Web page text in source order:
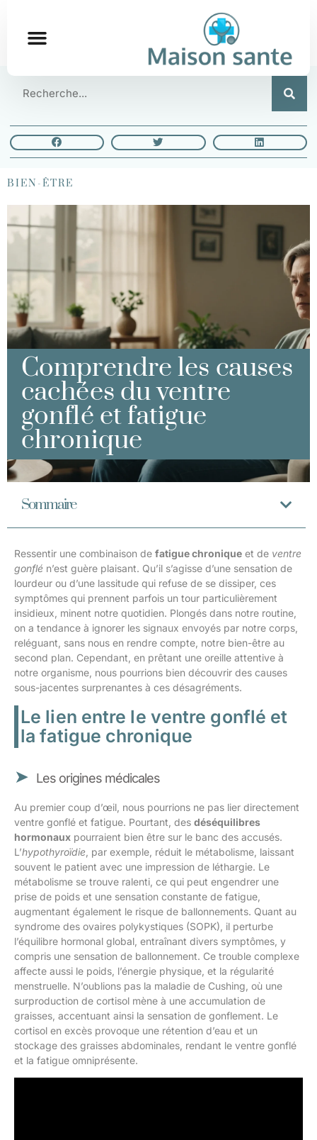
BIEN-ÊTRE
Comprendre les causes
cachées du ventre
gonflé et fatigue
chronique
Sommaire
Ressentir une combinaison de fatigue chronique et de ventre
gonflé n’est guère plaisant. Qu’il s’agisse d’une sensation de
lourdeur ou d’une lassitude qui refuse de se dissiper, ces
symptômes qui prennent parfois un tour particulièrement
insidieux, minent notre quotidien. Plongés dans notre routine,
on a tendance à ignorer les signaux envoyés par notre corps,
reléguant, sans nous en rendre compte, notre bien-être au
second plan. Cependant, en prêtant une oreille attentive à
notre organisme, nous pourrions bien découvrir des causes
sous-jacentes surprenantes à ces désagréments.
Le lien entre le ventre gonflé et
la fatigue chronique
Les origines médicales
Au premier coup d’œil, nous pourrions ne pas lier directement
ventre gonflé et fatigue. Pourtant, des déséquilibres
hormonaux pourraient bien être sur le banc des accusés.
L’hypothyroïdie , par exemple, réduit le métabolisme, laissant
souvent le patient avec une impression de léthargie. Le
métabolisme se trouve ralenti, ce qui peut engendrer une
prise de poids et une sensation constante de fatigue,
augmentant également le risque de ballonnements. Quant au
syndrome des ovaires polykystiques (SOPK), il perturbe
l’équilibre hormonal global, entraînant divers symptômes, y
compris une sensation de ballonnement. Ce trouble complexe
affecte aussi le poids, l’énergie physique, et la régularité
menstruelle. N’oublions pas la maladie de Cushing, où une
surproduction de cortisol mène à une accumulation de
graisses, accentuant ainsi la sensation de gonflement. Le
cortisol en excès provoque une rétention d’eau et un
stockage des graisses abdominales, rendant le ventre gonflé
et la fatigue omniprésente.